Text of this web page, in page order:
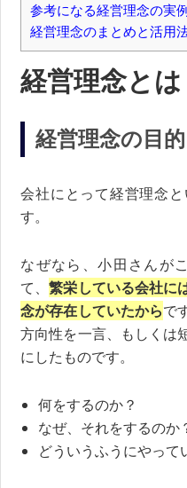
参考になる経営理念の実
経営理念のまとめと活用
経営理念とは
経営理念の目
会社にとって経営理念
す。
なぜなら、小田さんが
て、繁栄している会社に
念が存在していたからで
方向性を一言、もしくは
にしたものです。
何をするのか？
なぜ、それをするのか
どういうふうにやって